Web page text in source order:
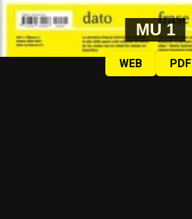
MU 1
WEB PDF